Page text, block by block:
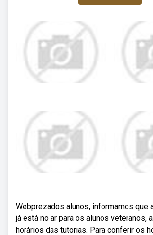
Webprezados alunos, informamos que
já está no ar para os alunos veteranos,
horários das tutorias. Para conferir os